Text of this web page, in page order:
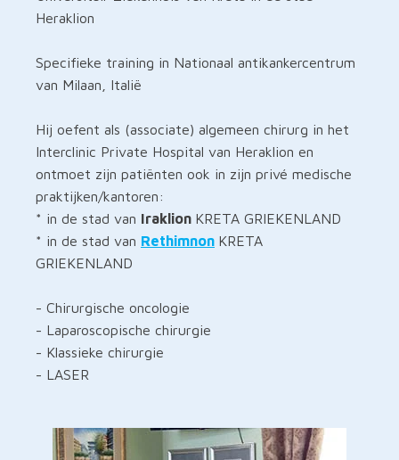
Heraklion
Specifieke training in Nationaal antikankercentrum
van Milaan, Italië
Hij oefent als (associate) algemeen chirurg in het
Interclinic Private Hospital van Heraklion en
ontmoet zijn patiënten ook in zijn privé medische
praktijken/kantoren:
* in de stad van Iraklion KRETA GRIEKENLAND
* in de stad van Rethimnon KRETA
GRIEKENLAND
- Chirurgische oncologie
- Laparoscopische chirurgie
- Klassieke chirurgie
- LASER